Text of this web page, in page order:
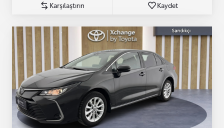
Karşılaştırın Kaydet